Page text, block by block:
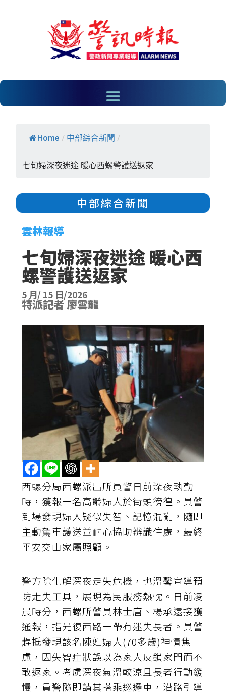
Home / 中部綜合新聞 /
七旬婦深夜迷途 暖心西螺警護送返家
中部綜合新聞
雲林報導
七旬婦深夜迷途 暖心西
螺警護送返家
5 月/ 15 日/2026
特派記者 廖雲龍
西螺分局西螺派出所員警日前深夜執勤
時，獲報一名高齡婦人於街頭徬徨。員警
到場發現婦人疑似失智、記憶混亂，隨即
主動駕車護送並耐心協助辨識住處，最終
平安交由家屬照顧。
警方除化解深夜走失危機，也溫馨宣導預
防走失工具，展現為民服務熱忱。日前凌
晨時分，西螺所警員林士唐、楊承遠接獲
通報，指光復西路一帶有迷失長者。員警
趕抵發現該名陳姓婦人(70多歲)神情焦
慮，因失智症狀誤以為家人反鎖家門而不
敢返家。考慮深夜氣溫較涼且長者行動緩
慢，員警隨即請其搭乘巡邏車，沿路引導